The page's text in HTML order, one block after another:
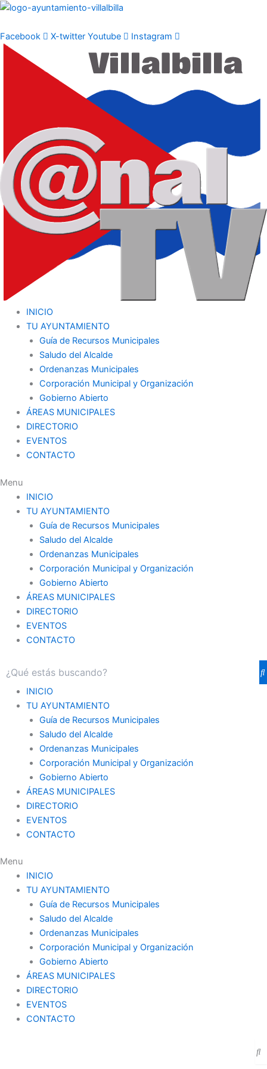
Ir
contenido
Facebook X-twitter Youtube Instagram
INICIO
TU AYUNTAMIENTO
Guía de Recursos Municipales
Saludo del Alcalde
Ordenanzas Municipales
Corporación Municipal y Organización
Gobierno Abierto
ÁREAS MUNICIPALES
DIRECTORIO
EVENTOS
CONTACTO
Menu
INICIO
TU AYUNTAMIENTO
Guía de Recursos Municipales
Saludo del Alcalde
Ordenanzas Municipales
Corporación Municipal y Organización
Gobierno Abierto
ÁREAS MUNICIPALES
DIRECTORIO
EVENTOS
CONTACTO
INICIO
TU AYUNTAMIENTO
Guía de Recursos Municipales
Saludo del Alcalde
Ordenanzas Municipales
Corporación Municipal y Organización
Gobierno Abierto
ÁREAS MUNICIPALES
DIRECTORIO
EVENTOS
CONTACTO
Menu
INICIO
TU AYUNTAMIENTO
Guía de Recursos Municipales
Saludo del Alcalde
Ordenanzas Municipales
Corporación Municipal y Organización
Gobierno Abierto
ÁREAS MUNICIPALES
DIRECTORIO
EVENTOS
CONTACTO